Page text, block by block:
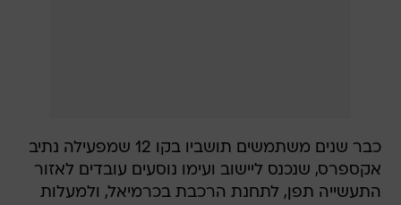
כבר שנים משתמשים תושביו בקו 12 שמפעילה נתיב
אקספרס, שנכנס ליישוב ועימו נוסעים עובדים לאזור
התעשייה תפן, לתחנת הרכבת בכרמיאל, ולמעלות